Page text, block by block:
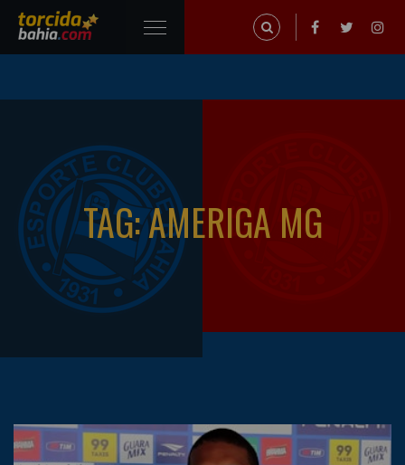
TAG: AMERIGA MG